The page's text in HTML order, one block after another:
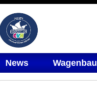
News Wagenbau